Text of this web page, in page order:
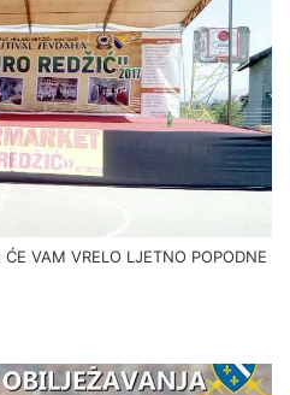
VAM VRELO LJETNO POPODNE